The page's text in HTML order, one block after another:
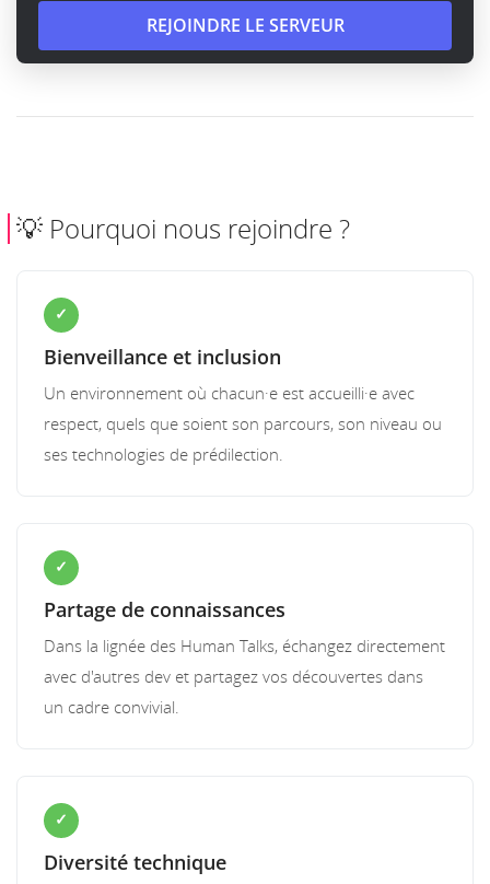
REJOINDRE LE SERVEUR
💡 Pourquoi nous rejoindre ?
✓
Bienveillance et inclusion
Un environnement où chacun·e est accueilli·e avec
respect, quels que soient son parcours, son niveau ou
ses technologies de prédilection.
✓
Partage de connaissances
Dans la lignée des Human Talks, échangez directement
avec d'autres dev et partagez vos découvertes dans
un cadre convivial.
✓
Diversité technique